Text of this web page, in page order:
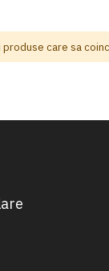
produse care sa